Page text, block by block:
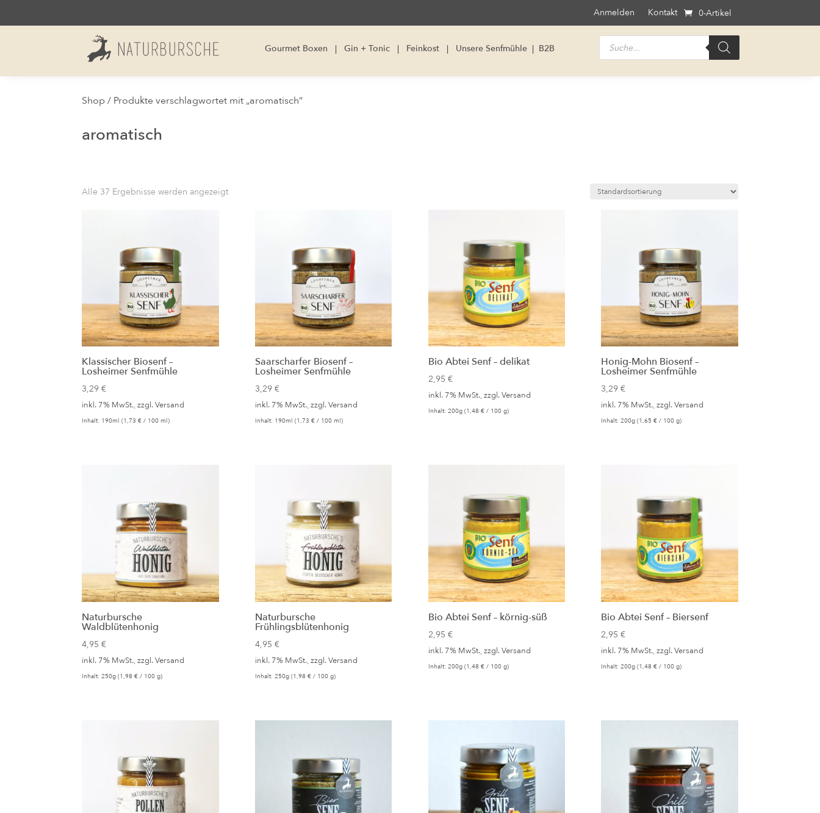
Anmelden Kontakt 0-Artikel
Gourmet Boxen |Gin + Tonic | Feinkost | Unsere Senfmühle | B2B
Products
search
Shop/ Produkte verschlagwortet mit „aromatisch“
aromatisch
Alle 37 Ergebnisse werden angezeigt
Klassischer Biosenf –
Losheimer Senfmühle
3,29€
inkl. 7% MwSt., zzgl.Versand
Inhalt: 190ml (1,73€ / 100 ml)
Saarscharfer Biosenf –
Losheimer Senfmühle
3,29 €
inkl. 7% MwSt., zzgl.Versand
Inhalt: 190ml (1,73 €/ 100 ml)
Bio Abtei Senf – delikat
2,95 €
inkl. 7% MwSt., zzgl.Versand
Inhalt: 200g (1,48 €/ 100 g)
Honig-Mohn Biosenf –
Losheimer Senfmühle
3,29€
inkl. 7% MwSt., zzgl.Versand
Inhalt: 200g (1,65€ / 100 g)
Naturbursche
Waldblütenhonig
4,95€
inkl. 7% MwSt., zzgl.Versand
Inhalt: 250g (1,98€ / 100 g)
Naturbursche
Frühlingsblütenhonig
4,95 €
inkl. 7% MwSt., zzgl.Versand
Inhalt: 250g (1,98 €/ 100 g)
Bio Abtei Senf – körnig-süß
2,95 €
inkl. 7% MwSt., zzgl.Versand
Inhalt: 200g (1,48 €/ 100 g)
Bio Abtei Senf – Biersenf
2,95€
inkl. 7% MwSt., zzgl.Versand
Inhalt: 200g (1,48€ / 100 g)